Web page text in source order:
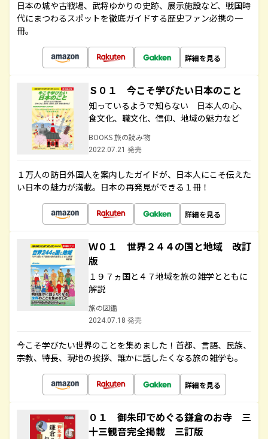
日本の城や古戦場、武将ゆかりの史跡、展示施設など、戦国時
代にまつわるスポットを徹底ガイドする歴史ファン必携の一
冊。
詳細を見る
Ｓ０１ 今こそ学びたい日本のこと
知っているようで知らない 日本人の心、
食文化、職文化、信仰、地域の魅力など
BOOKS 旅の読み物
2022.07.21 発売
１万人の訪日外国人を案内したガイドが、日本人にこそ伝えた
い日本の魅力が満載。日本の再発見ができる１冊！
詳細を見る
Ｗ０１ 世界２４４の国と地域 改訂
版
１９７ヵ国と４７地域を旅の雑学とともに
解説
旅の図鑑
2024.07.18 発売
今こそ学びたい世界のことを集めました！首都、言語、民族、
宗教、特長、現地の挨拶、誰かに話したくなる旅の雑学も。
詳細を見る
０１ 御朱印でめぐる鎌倉のお寺 三
十三観音完全掲載 三訂版